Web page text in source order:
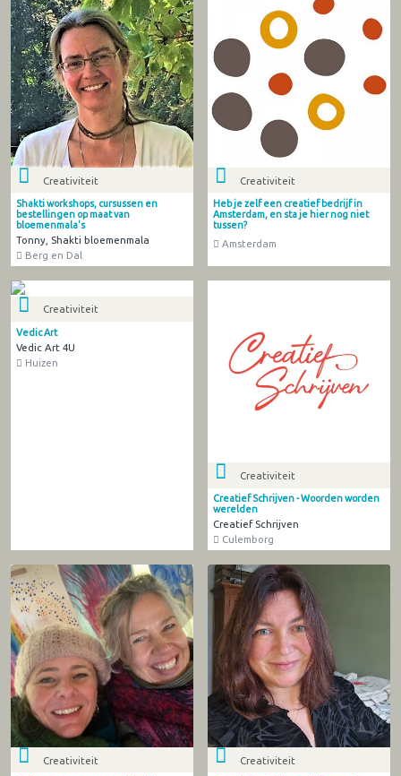
Creativiteit
Shakti workshops, cursussen en
bestellingen op maat van
bloemenmala's
Tonny, Shakti bloemenmala
Berg en Dal
Creativiteit
Heb je zelf een creatief bedrijf in
Amsterdam, en sta je hier nog niet
tussen?
Amsterdam
Creativiteit
Vedic Art
Vedic Art 4U
Huizen
Creativiteit
Creatief Schrijven - Woorden worden
werelden
Creatief Schrijven
Culemborg
Creativiteit Creativiteit